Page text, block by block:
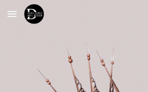
Skip to main content